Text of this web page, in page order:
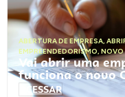
ABERTURA DE EMPRESA,
EMPREENDEDORISMO, NOVO
Vai abrir uma
funciona o novo
ACESSAR